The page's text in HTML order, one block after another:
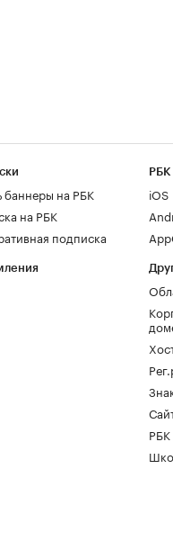
баннеры на РБК
на РБК
подписка
РБК
iOS